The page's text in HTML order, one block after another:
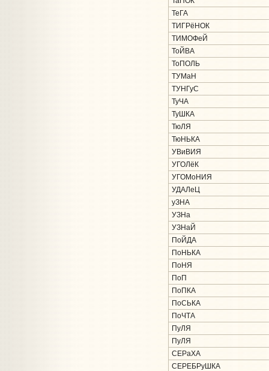
ТеГА
ТИГРёНОК
ТИМОФеЙ
ТоЙВА
ТоПОЛЬ
ТУМаН
ТУНГуС
ТуЧА
ТуШКА
ТюЛЯ
ТюНЬКА
УВиВИЯ
УГОЛёК
УГОМоНИЯ
УДАЛеЦ
уЗНА
УЗНа
УЗНаЙ
ПоЙДА
ПоНЬКА
ПоНЯ
ПоП
ПоПКА
ПоСЬКА
ПоЧТА
ПуЛЯ
ПуЛЯ
СЕРаХА
СЕРЕБРуШКА